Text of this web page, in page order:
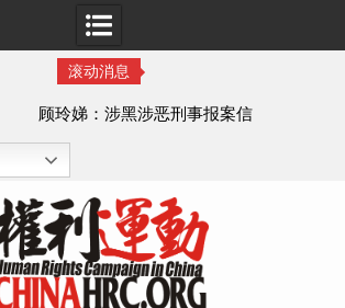
滚动消息
顾玲娣：涉黑涉恶刑事报案信